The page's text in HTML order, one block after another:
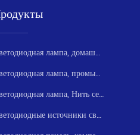
Светодиодная лампа, домашняя серия
Светодиодная лампа, промышленная серия
Светодиодная лампа, Нить серии
Светодиодные источники света серии